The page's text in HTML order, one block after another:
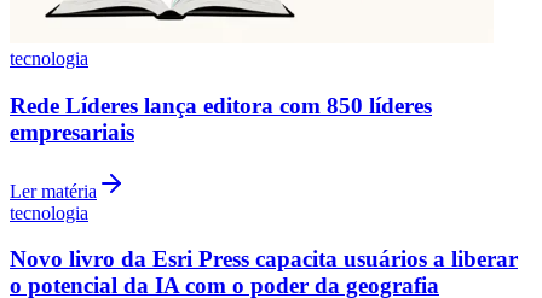
Botafogo
tecnologia
Rede Líderes lança editora com 850 líderes
empresariais
Ler matéria
tecnologia
Novo livro da Esri Press capacita usuários a liberar
o potencial da IA ​​com o poder da geografia